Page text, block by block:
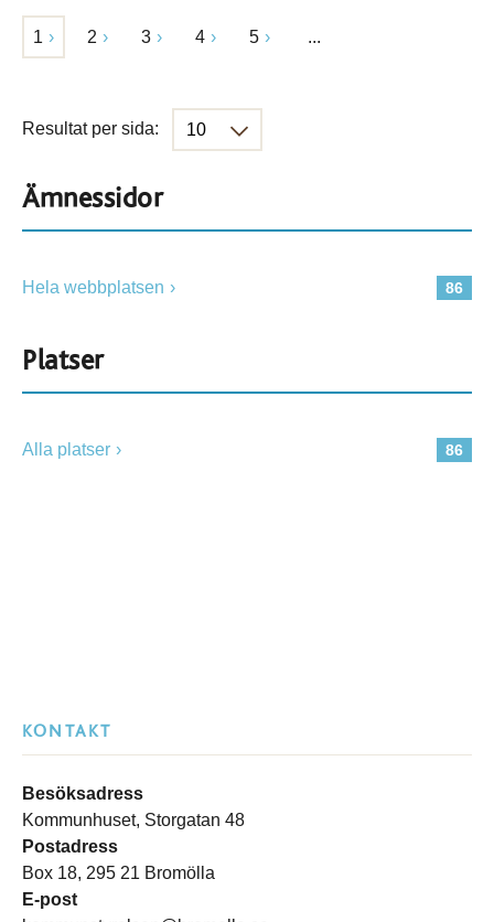
1 2 3 4 5 ...
Resultat per sida:
Ämnessidor
86
Hela webbplatsen
Platser
86
Alla platser
KONTAKT
Besöksadress
Kommunhuset, Storgatan 48
Postadress
Box 18, 295 21 Bromölla
E-post